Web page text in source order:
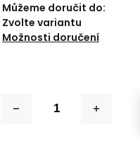
Můžeme doručit do:
Zvolte variantu
Možnosti doručení